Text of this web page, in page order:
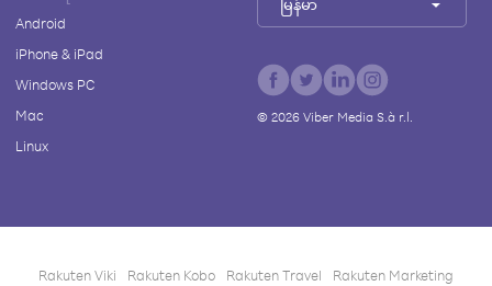
Android
iPhone & iPad
Windows PC
Mac
Linux
မြန်မာ
© 2026Viber Media S.à r.l.
Rakuten Viki Rakuten Kobo Rakuten Travel Rakuten Marketing